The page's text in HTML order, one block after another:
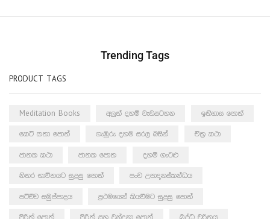
Trending Tags
PRODUCT TAGS
Meditation Books අලුත් දහම් වැඩසටහන ඉතිහාස පොත්
කෙටි කතා පොත් ගැඹුරු දහම සරල බසින් චිත්‍ර කථා
ජාතක කථා ජාතක පොත දහම් ගැටළු
නිතර භාවිතයට සුදුසු පොත් පංච උපාදානස්කන්ධය
පටිච්ච සමුප්පාදය ප්‍රථමයෙන් කියවීමට සුදුසු පොත්
පිරිත් පොත් පිරිත් සහ වන්දනා පොත් බුද්ධ චරිතය